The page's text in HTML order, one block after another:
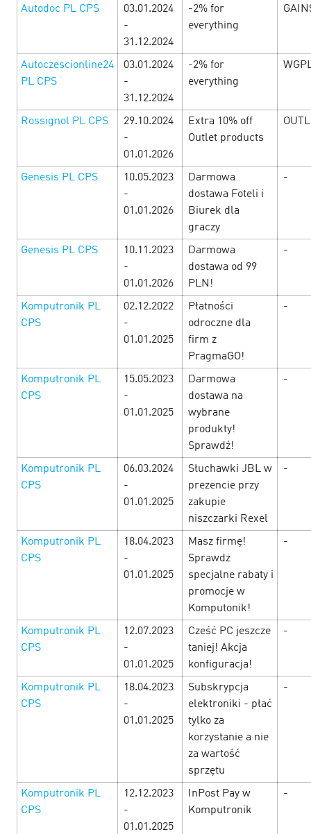
The week of woman delights at
In celebration of the most beautiful holiday from 06.03 to
25.03 we give you CPAi offers, pleasant promotions and
profitable promocodes. Check the selection of offers as
LEARN MORE
Неделя женских радостей в Cityads!
С 06.03 по 10.03 в честь самого прекрасного праздника
дарим вам офферы с повышенными ставками, приятные
акции и выгодные промокоды. Смотрите подборку
LEARN MORE
Autodoc PL CPS
03.01.2024
-
31.12.2024
-2% for
everything
Autoczescionline24
PL CPS
03.01.2024
-
31.12.2024
-2% for
everything
Rossignol PL CPS
29.10.2024
-
01.01.2026
Extra 10% off
Outlet products
Genesis PL CPS
10.05.2023
-
01.01.2026
Darmowa
dostawa Foteli i
Biurek dla
graczy
-
Genesis PL CPS
10.11.2023
-
01.01.2026
Darmowa
dostawa od 99
PLN!
-
Komputronik PL
CPS
02.12.2022
-
01.01.2025
Płatności
odroczne dla
firm z
PragmaGO!
-
Komputronik PL
CPS
15.05.2023
-
01.01.2025
Darmowa
dostawa na
wybrane
produkty!
Sprawdź!
-
Komputronik PL
CPS
06.03.2024
-
01.01.2025
Słuchawki JBL w
prezencie przy
zakupie
niszczarki Rexel
-
Komputronik PL
CPS
18.04.2023
-
01.01.2025
Masz firmę!
Sprawdż
specjalne rabaty i
promocje w
Komputonik!
-
Komputronik PL
CPS
12.07.2023
-
01.01.2025
Cześć PC jeszcze
taniej! Akcja
konfiguracja!
-
Komputronik PL
CPS
18.04.2023
-
01.01.2025
Subskrypcja
elektroniki - płać
tylko za
korzystanie a nie
za wartość
sprzętu
-
Komputronik PL
CPS
12.12.2023
-
01.01.2025
InPost Pay w
Komputronik
-